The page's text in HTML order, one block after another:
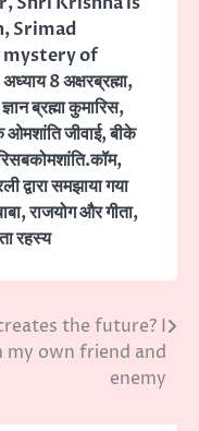
,Srimad
mystery of
अध्याय 8 अक्षरब्रह्मा,
ब्रह्मा कुमारिस,
ओमशांति जीवाई,बीके
,
द्वारा समझाया गया
,राजयोग और गीता,
रहस्य
the future? I
my own friend and
enemy